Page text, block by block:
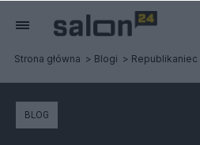
Strona główna Blogi Republikaniec
BLOG